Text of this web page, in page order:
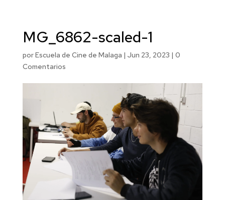
MG_6862-scaled-1
porEscuela de Cine de Malaga | Jun 23, 2023 | 0
Comentarios